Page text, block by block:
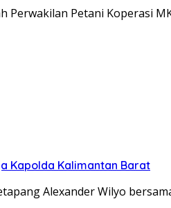
Petani Koperasi
Kapolda Kalimantan Barat
Alexander Wilyo